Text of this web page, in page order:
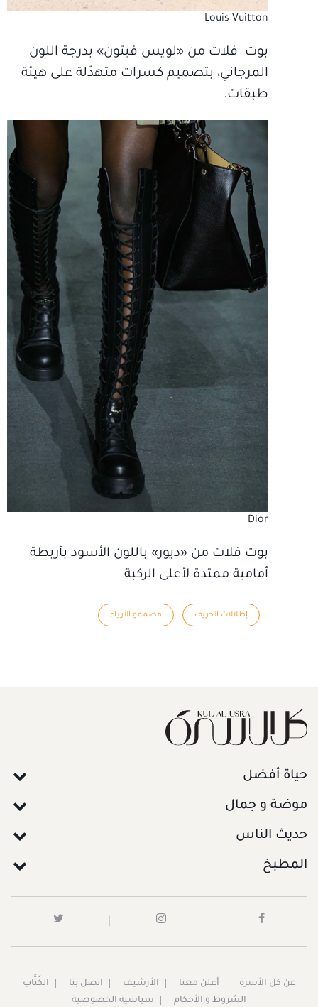
Louis Vuitton
بوت فلات من «لويس فيتون» بدرجة اللون
المرجاني، بتصميم كسرات متهدّلة على هيئة
طبقات.
Dior
بوت فلات من «ديور» باللون الأسود بأربطة
أمامية ممتدة لأعلى الركبة
إطلالات الخريف مصممو الأزياء
حياة أفضل
موضة و جمال
حديث الناس
المطبخ
عن كل الأسرة أعلن معنا الأرشيف اتصل بنا
الكُتَّاب
الشروط و الأحكام
سياسية الخصوصية